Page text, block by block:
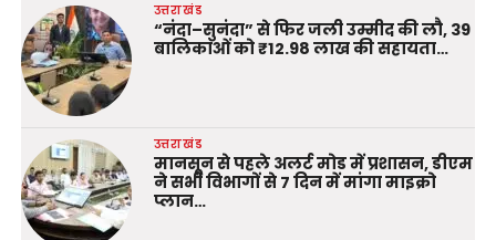
उत्तराखंड
“नंदा–सुनंदा” से फिर जली उम्मीद की लौ, 39
बालिकाओं को ₹12.98 लाख की सहायता…
उत्तराखंड
मानसून से पहले अलर्ट मोड में प्रशासन, डीएम
ने सभी विभागों से 7 दिन में मांगा माइक्रो
प्लान…